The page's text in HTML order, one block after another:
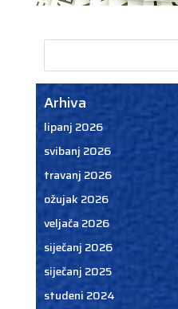
Arhiva
lipanj 2026
svibanj 2026
travanj 2026
ožujak 2026
veljača 2026
siječanj 2026
siječanj 2025
studeni 2024